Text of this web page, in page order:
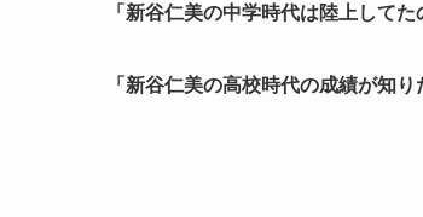
「新谷仁美の中学時代は陸上してた
「新谷仁美の高校時代の成績が知り